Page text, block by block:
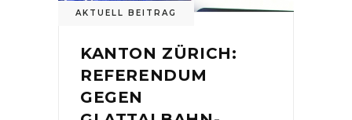
AKTUELL BEITRAG
KANTON ZÜRICH:
REFERENDUM
GEGEN